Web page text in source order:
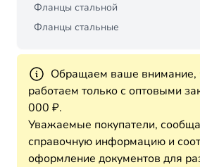
Фланцы стальной
Фланцы стальные
Обращаем ваше внимание,
работаем только с оптовыми
000 ₽.
Уважаемые покупатели,
справочную информацию и
оформление документов для